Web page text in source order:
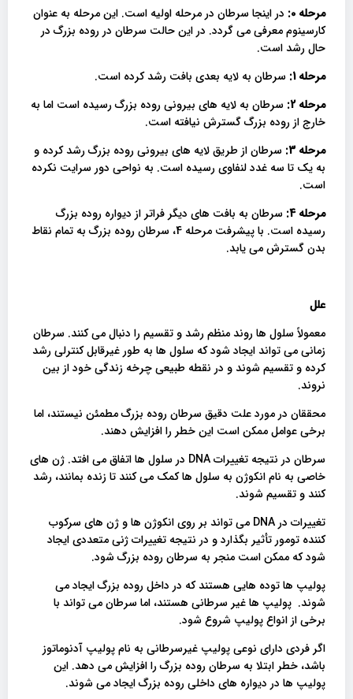
مرحله 0:
در اینجا سرطان در مرحله اولیه است. این مرحله به عنوان
کارسینوم معرفی می گردد. در این حالت سرطان در روده بزرگ در
حال رشد است.
مرحله 1: سرطان به لایه بعدی بافت رشد کرده است.
مرحله 2:
سرطان به لایه های بیرونی روده بزرگ رسیده است اما به
خارج از روده بزرگ گسترش نیافته است.
مرحله 3:
سرطان از طریق لایه های بیرونی روده بزرگ رشد کرده و
به یک تا سه غدد لنفاوی رسیده است. به نواحی دور سرایت نکرده
است.
مرحله 4:
سرطان به بافت های دیگر فراتر از دیواره روده بزرگ
رسیده است. با پیشرفت مرحله 4، سرطان روده بزرگ به تمام نقاط
بدن گسترش می یابد.
علل
معمولاً سلول ها روند منظم رشد و تقسیم را دنبال می کنند. سرطان
زمانی می تواند ایجاد شود که سلول ها به طور غیرقابل کنترلی رشد
کرده و تقسیم شوند و در نقطه طبیعی چرخه زندگی خود از بین
نروند.
محققان در مورد علت دقیق سرطان روده بزرگ مطمئن نیستند، اما
برخی عوامل ممکن است این خطر را افزایش دهند.
سرطان در نتیجه تغییرات DNA در سلول ها اتفاق می افتد. ژن های
خاصی به نام انکوژن به سلول ها کمک می کنند تا زنده بمانند، رشد
کنند و تقسیم شوند.
تغییرات در DNA می تواند بر روی انکوژن ها و ژن های سرکوب
کننده تومور تأثیر بگذارد و در نتیجه تغییرات ژنی متعددی ایجاد
شود که ممکن است منجر به سرطان روده بزرگ شود.
پولیپ ها توده هایی هستند که در داخل روده بزرگ ایجاد می
شوند. پولیپ ها غیر سرطانی هستند، اما سرطان می تواند با
برخی از انواع پولیپ شروع شود.
اگر فردی دارای نوعی پولیپ غیرسرطانی به نام پولیپ آدنوماتوز
باشد، خطر ابتلا به سرطان روده بزرگ را افزایش می دهد. این
پولیپ ها در دیواره های داخلی روده بزرگ ایجاد می شوند.